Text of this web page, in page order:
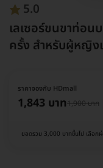
5.0
เลเซอร์ขนขาท่อน
ครั้ง สำหรับผู้หญิง
ราคาจองกับ HDmall
1,843 บาท1,900 บาท
ยอดรวม 3,000 บาทขึ้นไป เลือก